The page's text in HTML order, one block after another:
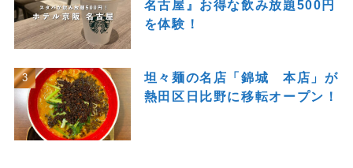
名古屋』お得な飲み放題500円
を体験！
坦々麺の名店「錦城 本店」が
熱田区日比野に移転オープン！